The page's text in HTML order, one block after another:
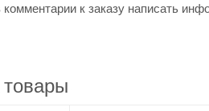
к заказу написать